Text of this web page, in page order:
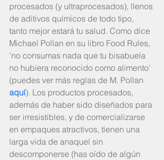
procesados (y ultraprocesados), llenos
de aditivos químicos de todo tipo,
tanto mejor estará tu salud. Como dice
Michael Pollan en su libro Food Rules,
'no consumas nada que tu bisabuela
no hubiera reconocido como alimento'
(puedes ver más reglas de M. Pollan
aquí). Los productos procesados,
además de haber sido diseñados para
ser irresistibles, y de comercializarse
en empaques atractivos, tienen una
larga vida de anaquel sin
descomponerse (has oído de algún